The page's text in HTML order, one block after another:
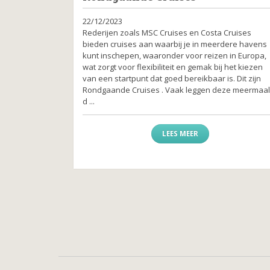
22/12/2023
Rederijen zoals MSC Cruises en Costa Cruises
bieden cruises aan waarbij je in meerdere havens
kunt inschepen, waaronder voor reizen in Europa,
wat zorgt voor flexibiliteit en gemak bij het kiezen
van een startpunt dat goed bereikbaar is. Dit zijn
Rondgaande Cruises . Vaak leggen deze
d ...
LEES MEER